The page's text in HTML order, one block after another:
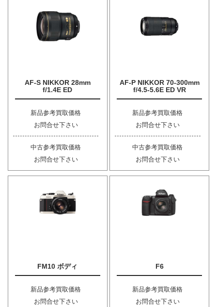
AF-S NIKKOR 28mm
f/1.4E ED
新品参考買取価格
お問合せ下さい
中古参考買取価格
お問合せ下さい
AF-P NIKKOR 70-300mm
f/4.5-5.6E ED VR
新品参考買取価格
お問合せ下さい
中古参考買取価格
お問合せ下さい
FM10 ボディ
新品参考買取価格
お問合せ下さい
F6
新品参考買取価格
お問合せ下さい